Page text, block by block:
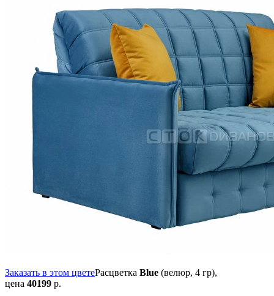
Заказать в этом цветеРасцветка Blue (велюр, 4 гр),
цена 40199 р.